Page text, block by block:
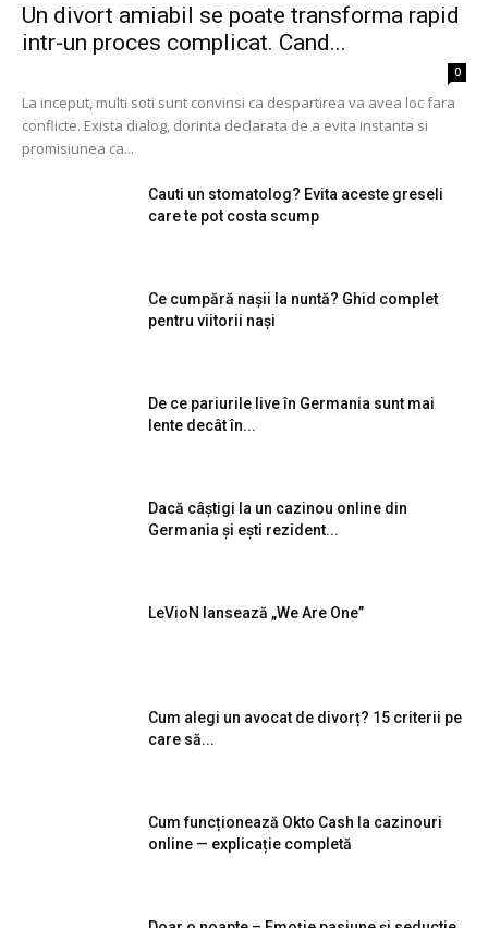
Un divort amiabil se poate transforma rapid
intr-un proces complicat. Cand...
0
La inceput, multi soti sunt convinsi ca despartirea va avea loc fara
conflicte. Exista dialog, dorinta declarata de a evita instanta si
promisiunea ca...
Cauti un stomatolog? Evita aceste greseli
care te pot costa scump
Ce cumpără nașii la nuntă? Ghid complet
pentru viitorii nași
De ce pariurile live în Germania sunt mai
lente decât în...
Dacă câștigi la un cazinou online din
Germania și ești rezident...
LeVioN lansează „We Are One”
Cum alegi un avocat de divorț? 15 criterii pe
care să...
Cum funcționează Okto Cash la cazinouri
online — explicație completă